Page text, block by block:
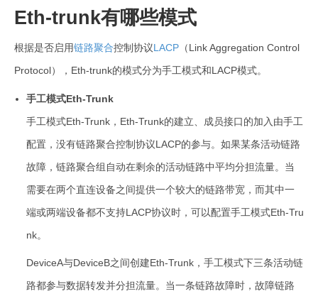
Eth-trunk有哪些模式
根据是否启用链路聚合控制协议LACP （Link Aggregation Control
Protocol），Eth-trunk的模式分为手工模式和LACP模式。
手工模式Eth-Trunk
手工模式Eth-Trunk，Eth-Trunk的建立、成员接口的加入由手工
配置，没有链路聚合控制协议LACP的参与。如果某条活动链路
故障，链路聚合组自动在剩余的活动链路中平均分担流量。当
需要在两个直连设备之间提供一个较大的链路带宽，而其中一
端或两端设备都不支持LACP协议时，可以配置手工模式Eth-Tru
nk。
DeviceA与DeviceB之间创建Eth-Trunk，手工模式下三条活动链
路都参与数据转发并分担流量。当一条链路故障时，故障链路